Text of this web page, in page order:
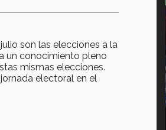
son las elecciones a la
un conocimiento pleno
mismas elecciones.
electoral en el